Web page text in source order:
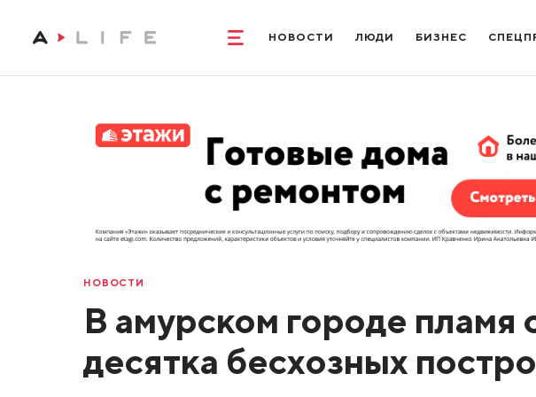
НОВОСТИ ЛЮДИ БИЗНЕС
НОВОСТИ
В амурском городе пламя
десятка бесхозных